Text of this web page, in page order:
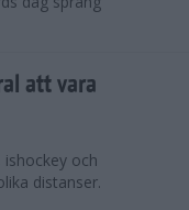
att vara
och
distanser.